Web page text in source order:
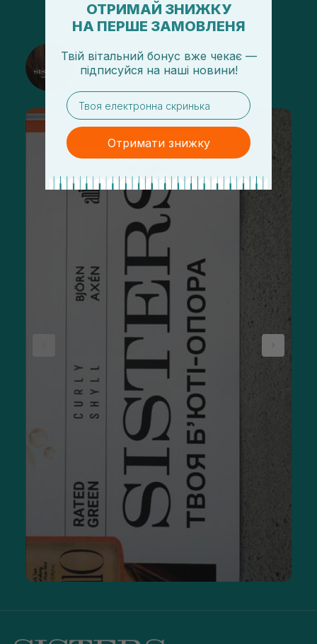
@sisters_stelmakh в Instagram
Подписаться
ОТРИМАЙ ЗНИЖКУ
НА ПЕРШЕ ЗАМОВЛЕНЯ
Твій вітальний бонус вже чекає —
підписуйся на наші новини!
email
Отримати знижку